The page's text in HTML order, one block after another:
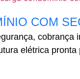
COM
cobrança
elétrica pronta